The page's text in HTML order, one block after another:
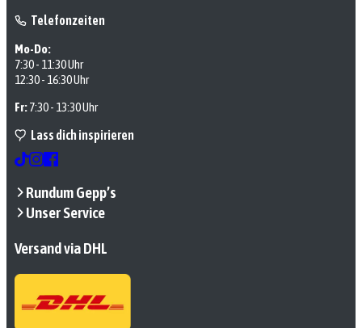
Telefonzeiten
Mo-Do:
7:30 - 11:30 Uhr
12:30 - 16:30 Uhr
Fr:7:30 - 13:30 Uhr
Lass dich inspirieren
Rundum Gepp’s
Unser Service
Versand via DHL